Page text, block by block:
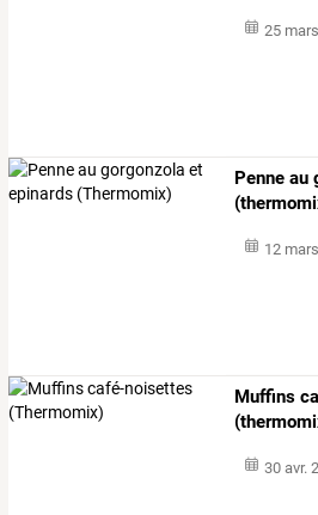
25
Penne au
12
Muffins
30 avr.